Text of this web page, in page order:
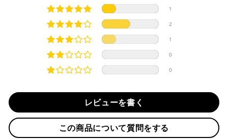
HYPERSTRADA 939 '16-17
SCRAMBLER DESERT SLED '17-23
SCRAMBLER DS FASTHOUSE
MULTISTRADA 1200 DVT ENDURO '16-19
MULTISTRADA 1260 ENDURO '19-21
MULTISTRADA V2 '22-24
MULTISTRADA V4 '21-24
MULTISTRADA V4 S '21-24
MULTISTRADA V4 PIKES PEAK '22-24
MULTISTRADA V4 RS '24
上記クレジットカードをご利用頂けます。
分割払い、リボ払い、3Dセキュア対応カードをご利用の
際は、『クレジットカード決済(3Dセキュア) - SBPS』を
ご選択ください。
商品発送時に決済完了となります。
対応支払回数について以下の通りです。
・分割払い (3,5,6,10,12,15,18,20,24回)
※ 分割払い、リボ払いは決済金額が税込10,000円以上の
ご希望商品の在庫状況により異なります。 詳しくは該当商品
ページよりご希望のカラー、材質等(オプションがある場合)を
選択後に表示される納期をご確認ください。
国内在庫ありの場合
・平日16時までのご注文、お支払い完了で即日発送いたしま
・前払い決済（銀行振込等）の場合、15時までに弊社でのご
入金確認が完了いたしましたら即日発送いたします。
・お取り寄せ商品等を一緒にご注文の場合は、基本的にはお
取り寄せ商品が揃ってからの発送になります。別で発送をご
1
2
1
0
0
レビューを書く
この商品について質問をする